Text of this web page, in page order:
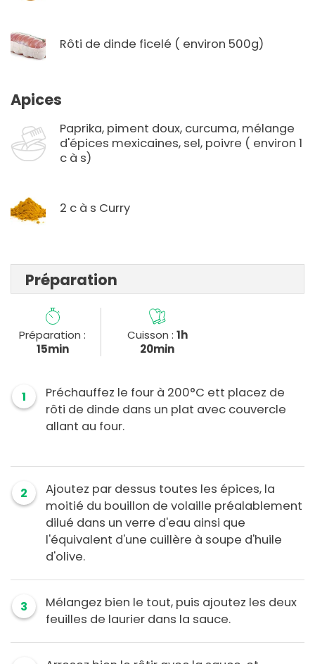
Rôti de dinde ficelé ( environ 500g)
Apices
Paprika, piment doux, curcuma, mélange
d'épices mexicaines, sel, poivre ( environ 1
c à s)
2 c à s Curry
Préparation
Préparation :
15min
Cuisson : 1h
20min
1
Préchauffez le four à 200°C ett placez de
rôti de dinde dans un plat avec couvercle
allant au four.
2
Ajoutez par dessus toutes les épices, la
moitié du bouillon de volaille préalablement
dilué dans un verre d'eau ainsi que
l'équivalent d'une cuillère à soupe d'huile
d'olive.
3
Mélangez bien le tout, puis ajoutez les deux
feuilles de laurier dans la sauce.